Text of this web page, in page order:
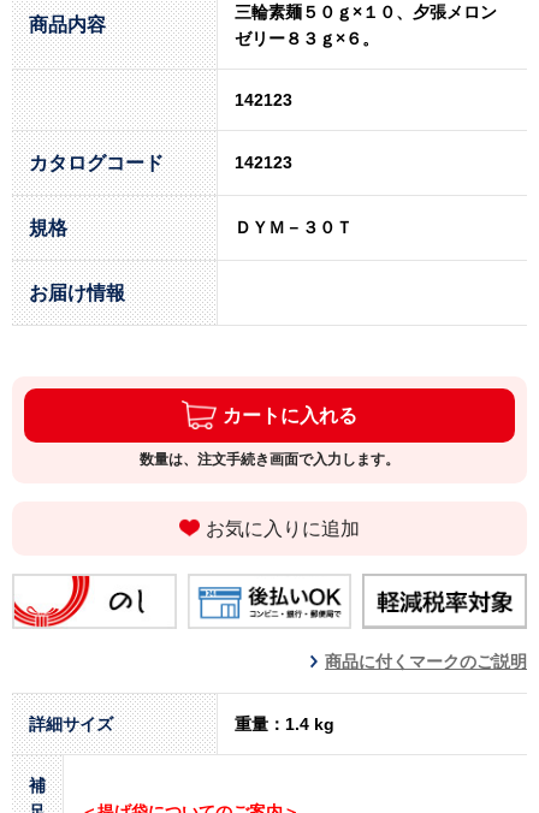
商品内容
三輪素麺５０ｇ×１０、夕張メロン
ゼリー８３ｇ×６。
142123
カタログコード 142123
規格 ＤＹＭ－３０Ｔ
お届け情報
カートに入れる
数量は、注文手続き画面で入力します。
お気に入りに追加
商品に付くマークのご説明
詳細サイズ 重量：1.4 kg
補